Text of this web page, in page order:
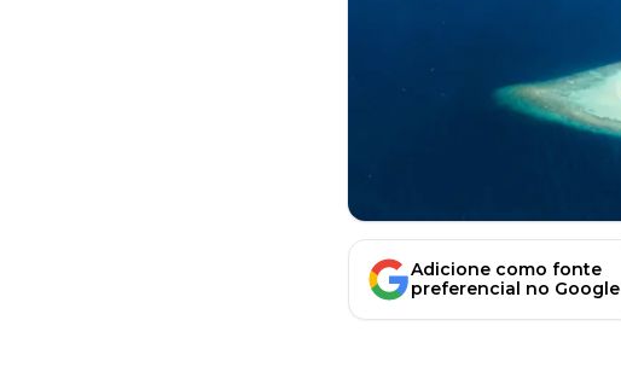
Adicione como fonte
preferencial no Google